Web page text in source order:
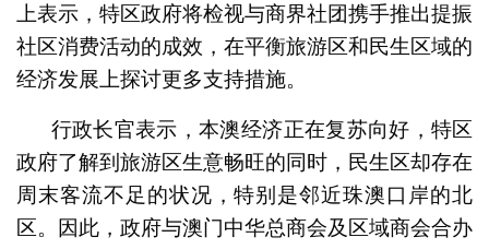
上表示，特区政府将检视与商界社团携手推出提振
社区消费活动的成效，在平衡旅游区和民生区域的
经济发展上探讨更多支持措施。
行政长官表示，本澳经济正在复苏向好，特区
政府了解到旅游区生意畅旺的同时，民生区却存在
周末客流不足的状况，特别是邻近珠澳口岸的北
区。因此，政府与澳门中华总商会及区域商会合办